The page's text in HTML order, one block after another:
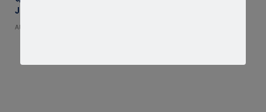
JEE में चयनित
AUGUST 7, 2026